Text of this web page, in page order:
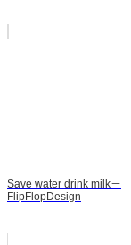
Save water drink milk－
FlipFlopDesign